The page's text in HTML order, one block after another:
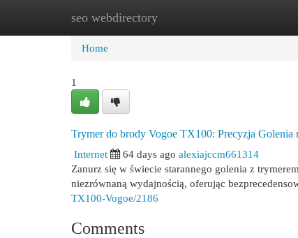
seo webdirectory
Home New Site Listings
Home
1
Trymer do brody Vogoe TX100: Precyzja Golenia
Internet
64 days ago alexiajccm661314
Zanurz się w świecie starannego golenia z
niezrównaną wydajnością, oferując
TX100-Vogoe/2186
Comments